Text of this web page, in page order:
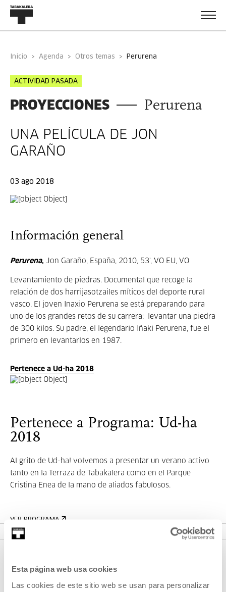
Esta página web usa cookies
Las cookies de este sitio web se usan para personalizar
Inicio Agenda Otros temas perurena
ACTIVIDAD PASADA
PROYECCIONES Perurena
UNA PELÍCULA DE JON
GARAÑO
03 ago 2018
Información general
Perurena, Jon Garaño, España, 2010, 53', VO EU, VO
Levantamiento de piedras. Documental que recoge la
relación de dos harrijasotzailes míticos del deporte rural
vasco. El joven Inaxio Perurena se está preparando para
uno de los grandes retos de su carrera: levantar una piedra
de 300 kilos. Su padre, el legendario Iñaki Perurena, fue el
primero en levantarlos en 1987.
Pertenece a Ud-ha 2018
Pertenece a Programa: Ud-ha
2018
Al grito de Ud-ha! volvemos a presentar un verano activo
tanto en la Terraza de Tabakalera como en el Parque
Cristina Enea de la mano de aliados fabulosos.
VER PROGRAMA